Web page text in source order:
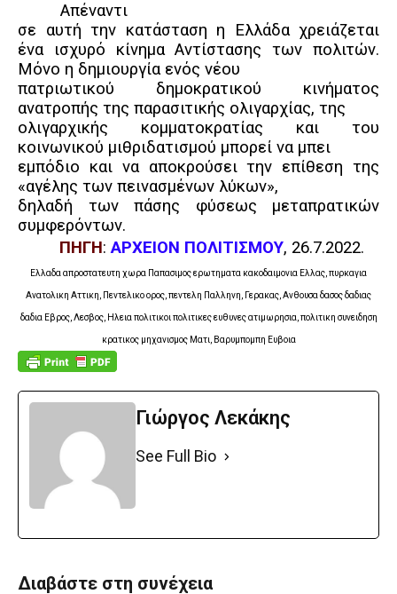
Απέναντι
σε αυτή την κατάσταση η Ελλάδα χρειάζεται
ένα ισχυρό κίνημα Αντίστασης των πολιτών.
Μόνο η δημιουργία ενός νέου
πατριωτικού δημοκρατικού κινήματος
ανατροπής της παρασιτικής ολιγαρχίας, της
ολιγαρχικής κομματοκρατίας και του
κοινωνικού μιθριδατισμού μπορεί να μπει
εμπόδιο και να αποκρούσει την επίθεση της
«αγέλης των πεινασμένων λύκων»,
δηλαδή των πάσης φύσεως μεταπρατικών
συμφερόντων.
ΠΗΓΗ:ΑΡΧΕΙΟΝ ΠΟΛΙΤΙΣΜΟΥ, 26.7.2022.
Ελλαδα απροστατευτη χωρα Παπασιμος ερωτηματα κακοδαιμονια Ελλας, πυρκαγια
Ανατολικη Αττικη, Πεντελικο ορος, πεντελη Παλληνη, Γερακας, Ανθουσα δασος δαδιας
δαδια Εβρος, Λεσβος, Ηλεια πολιτικοι πολιτικες ευθυνες ατιμωρησια, πολιτικη συνειδηση
κρατικος μηχανισμος Ματι, Βαρυμπομπη Ευβοια
Γιώργος Λεκάκης
See Full Bio
Διαβάστε στη συνέχεια